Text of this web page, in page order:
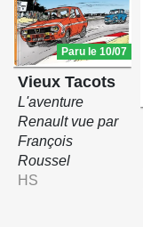
Paru le 10/07
Vieux Tacots
L'aventure
Renault vue par
François
Roussel
HS